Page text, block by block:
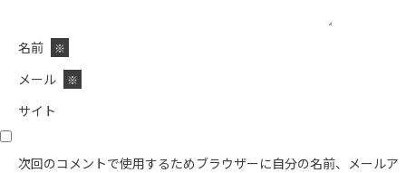
名前 ※
メール ※
サイト
次回のコメントで使用するためブラウザーに自分の名前、メールア